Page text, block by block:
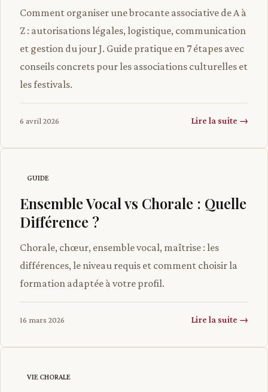
Comment organiser une brocante associative de A à
Z : autorisations légales, logistique, communication
et gestion du jour J. Guide pratique en 7 étapes avec
conseils concrets pour les associations culturelles et
les festivals.
6 avril 2026 Lire la suite →
GUIDE
Ensemble Vocal vs Chorale : Quelle
Différence ?
Chorale, chœur, ensemble vocal, maîtrise : les
différences, le niveau requis et comment choisir la
formation adaptée à votre profil.
16 mars 2026 Lire la suite →
VIE CHORALE